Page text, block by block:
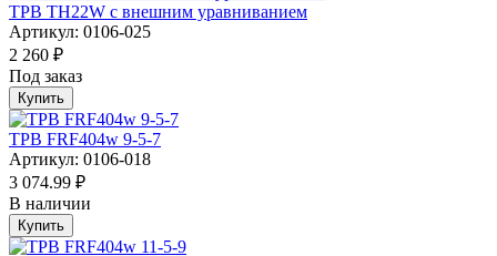
ТРВ TH22W с внешним уравниванием
Артикул: 0106-025
2 260 ₽
Под заказ
Купить
ТРВ FRF404w 9-5-7
Артикул: 0106-018
3 074.99 ₽
В наличии
Купить